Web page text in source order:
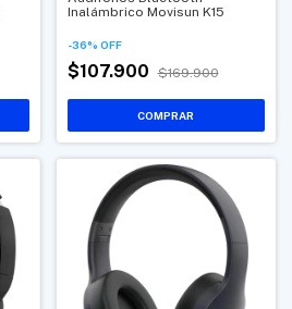
Inalámbrico Movisun K15
-36% OFF
$107.900 $169.900